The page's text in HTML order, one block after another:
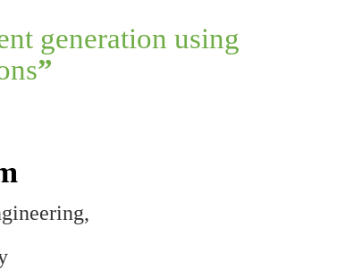
generation using
”